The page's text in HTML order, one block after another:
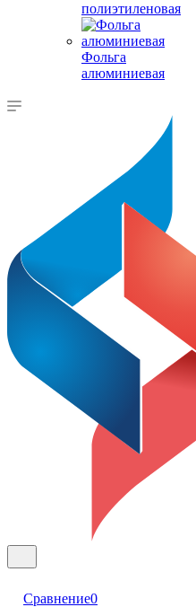
полиэтиленовая
Фольга
алюминиевая
Сравнение0